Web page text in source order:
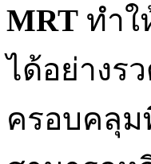
MRT ทำใ
ได้อย่างร
ครอบคลุม